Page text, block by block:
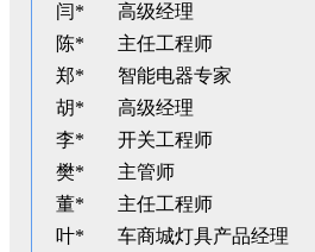
闫*
高级经理
陈*
主任工程师
郑*
智能电器专家
胡*
高级经理
李*
开关工程师
樊*
主管师
董*
主任工程师
叶*
车商城灯具产品经理